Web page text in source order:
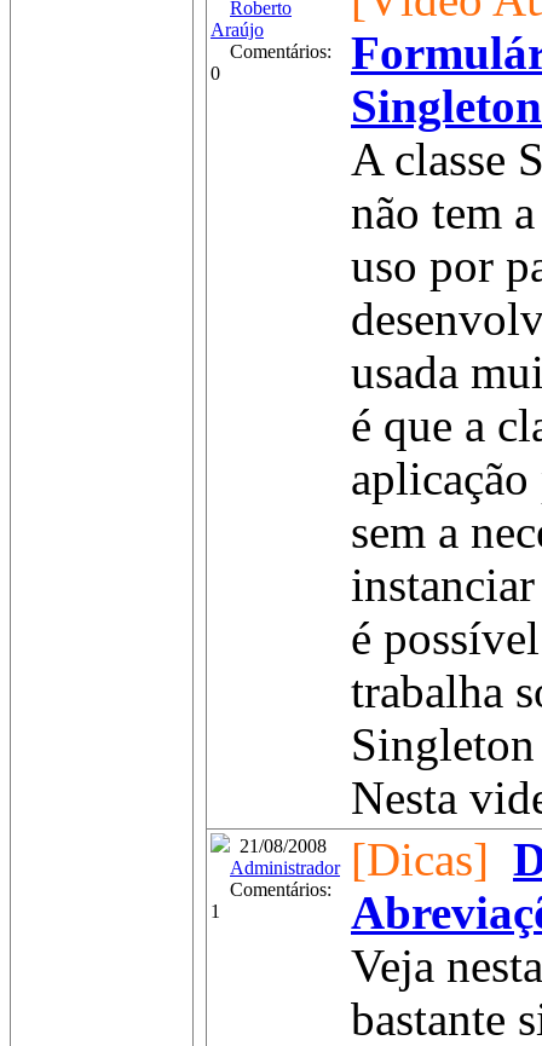
Roberto
Araújo
Comentários:
0
A classe
não tem
uso por
usada
é que a
sem a
instanciar
é
trabalha
Nesta
21/08/2008
Administrador
Comentários:
1
[Dicas]
Veja
bastante